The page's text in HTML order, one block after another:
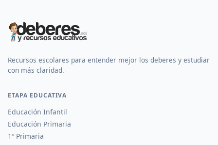
Recursos escolares para entender mejor los deberes y estudiar
con más claridad.
ETAPA EDUCATIVA
Educación Infantil
Educación Primaria
1º Primaria